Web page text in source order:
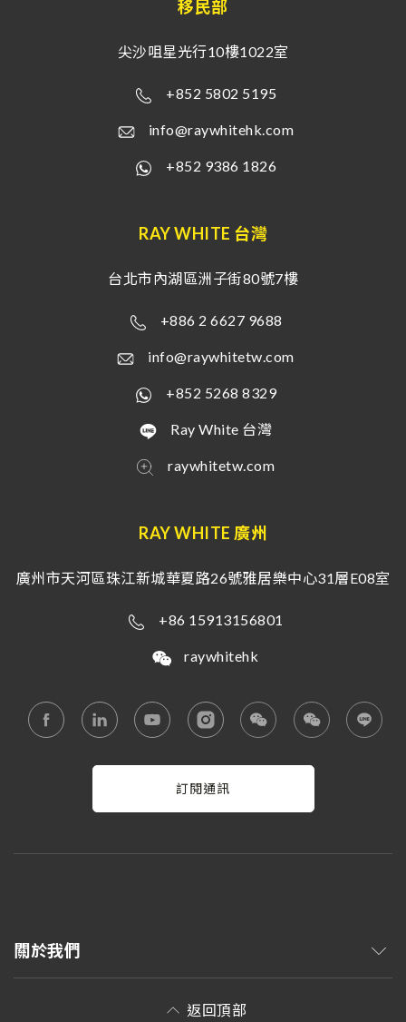
移民部
尖沙咀星光行10樓1022室
+852 5802 5195
info@raywhitehk.com
+852 9386 1826
RAY WHITE 台灣
台北市內湖區洲子街80號7樓
+886 2 6627 9688
info@raywhitetw.com
+852 5268 8329
Ray White 台灣
raywhitetw.com
RAY WHITE 廣州
廣州市天河區珠江新城華夏路26號雅居樂中心31層E08室
+86 15913156801
raywhitehk
訂閱通訊
關於我們
返回頂部